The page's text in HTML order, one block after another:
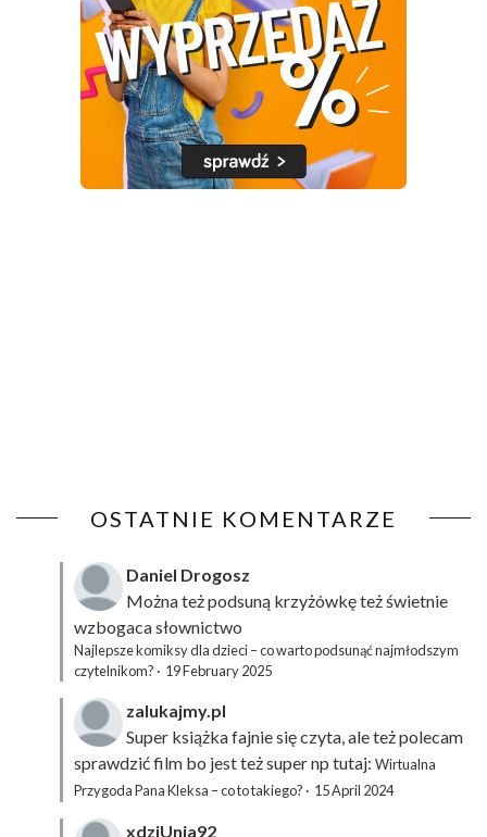
OSTATNIE KOMENTARZE
Daniel Drogosz
Można też podsuną krzyżówkęteż świetnie
wzbogaca słownictwo
Najlepsze komiksy dla dzieci – co warto podsunąć najmłodszym
czytelnikom? · 19 February 2025
zalukajmy.pl
Super książka fajnie się czyta, ale też polecam
sprawdzić film bo jest też super np tutaj: Wirtualna
Przygoda Pana Kleksa – co to takiego? · 15 April 2024
xdziUnia92